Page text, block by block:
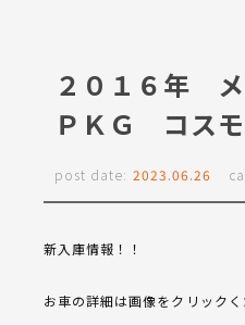
２０１６年
ＰＫＧ コス
post date: 2023.06.26
新入庫情報！！
お車の詳細は画像をクリックく